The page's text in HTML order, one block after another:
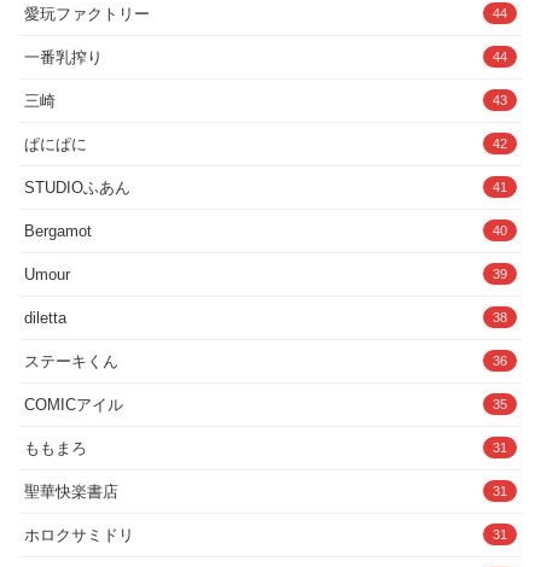
愛玩ファクトリー 44
一番乳搾り 44
三崎 43
ぱにぱに 42
STUDIOふあん 41
Bergamot 40
Umour 39
diletta 38
ステーキくん 36
COMICアイル 35
ももまろ 31
聖華快楽書店 31
ホロクサミドリ 31